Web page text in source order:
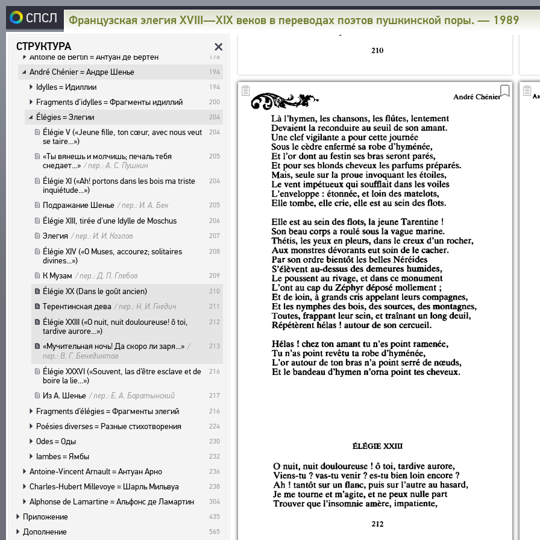
СПСЛ Французская элегия XVIII—XIX веков в переводах поэтов пушкинской поры. — 1989
Обложка
1
2
3
4
5
6
7
9
10
11
16
17
18
19
20
СТРУКТУРА
49
Французская элегия XVIII—XIX веков
50
Nicolas Gilbert = Никола Жильбер
66
Évariste Parny = Эварист Парни
176
Antoine de Bertin = Антуан де Бертен
194
André Chénier = Андре Шенье
194
Idylles = Идиллии
200
Fragments d’idylles = Фрагменты идиллий
204
Élégies = Элегии
204
Élégie V («Jeune fille, ton cœur, avec nous veut
se taire...»)
205
«Ты вянешь и молчишь; печаль тебя
снедает...» / пер.: А. С. Пушкин
204
Élégie XI («Ah! portons dans les bois ma triste
inquiétude...»)
205
Подражание Шенье / пер.: И. А. Бек
206
Élégie XIII, tirée d’une Idylle de Moschus
207
Элегия / пер.: И. И. Козлов
208
Élégie XIV («О Muses, accourez; solitaires
divines...»)
209
К Музам / пер.: Д. П. Глебов
210
Élégie XX (Dans le goût ancien)
211
Терентинская дева / пер.: Н. И. Гнедич
212
Élégie XXIII («O nuit, nuit douloureuse! ô toi,
tardive aurore...»)
213
«Мучительная ночь! Да скоро ли заря...» /
пер.: В. Г. Бенедиктов
216
Élégie XXXVI («Souvent, las d’être esclave et de
boire la lie...»)
217
Из А. Шенье / пер.: Е. А. Баратынский
216
Fragments d’élégies = Фрагменты элегий
224
Poésies diverses = Разные стихотворения
230
Odes = Оды
232
Iambes = Ямбы
236
Antoine-Vincent Arnault = Антуан Арно
238
Charles-Hubert Millevoye = Шарль Мильвуа
304
Alphonse de Lamartine = Альфонс де Ламартин
435
Приложение
565
Дополнение
212
~
СТРУКТУРА
I
ОПИСАНИЕ ДОКУМЕНТА
B
СВЯЗАННЫЕ ТЕКСТЫ
Q
W
ТЕСТ / ГРАФИКА
1
2 3
РЕЖИМ ПРОСМОТРА
- / *
МАСШТАБ / РАЗМЕР ТЕКСТА
H
ЭТОТ ЭКРАН
СКОПИРОВАТЬ
ТЕКСТ СТРАНИЦЫ
ГЛАВНАЯ
КОРПУС
РУССКОЯЗЫЧНЫЕ АВТОРЫ
ИНОЯЗЫЧНЫЕ АВТОРЫ
ИНОЯЗЫЧНЫЕ ПРОИЗВЕДЕНИЯ
МЕТРИКА
СТРОФИКА
ЯЗЫКИ
РЕЧЕВЫЕ ФОРМЫ
ТИПЫ
КОЛИЧЕСТВО ПЕРЕВОДОВ
БИБЛИОТЕКА
ТЕКСТЫ
АВТОРЫ
ПРОИЗВЕДЕНИЯ
ИЗДАНИЯ
ИССЛЕДОВАНИЯ
АВТОРЫ
ПРОИЗВЕДЕНИЯ
ИЗДАНИЯ
БИБЛИОГРАФИЧЕСКИЕ ПУБЛИКАЦИИ
СОСТАВИТЕЛИ
ПРОИЗВЕДЕНИЯ
ИЗДАНИЯ
ЭНЦИКЛОПЕДИЯ
СЛОВНИК
ВСЕ БИОСПРАВКИ
ПОЭТЫ
ПЕРЕВОДЧИКИ
ИССЛЕДОВАТЕЛИ
ТЕЗАУРУС
СТРУКТУРА
УКАЗАТЕЛЬ ТЕРМИНОВ
ПОИСК
О ПРОЕКТЕ
КРАТКО О ПРОЕКТЕ
ЦЕЛИ ПРОЕКТА
ПОДСИСТЕМЫ
КОРПУС
БИБЛИОТЕКА
ЭНЦИКЛОПЕДИЯ
ТЕЗАУРУС
ФУНКЦИОНАЛЬНОСТЬ
УКАЗАТЕЛИ
ПОИСК
СВЯЗИ
СОЗДАТЕЛИ ПРОЕКТА
ОБРАТНАЯ СВЯЗЬ
ПОЛЬЗОВАТЕЛЬСКОЕ СОГЛАШЕНИЕ
ЗАКЛАДКИ